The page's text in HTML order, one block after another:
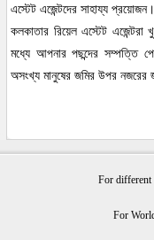
এস্টেট এজেন্টদের সাহায্য প্রয়োজন।
কলকাতার রিয়েল এস্টেট এজেন্টরা
মধ্যে আপনার পছন্দের সম্পত্তি
অসংখ্য মানুষের জমির উপর নজরের
For
For